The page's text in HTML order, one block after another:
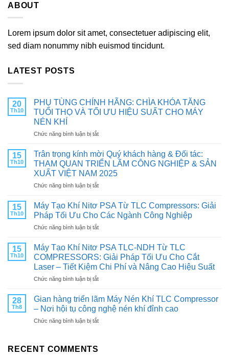
ABOUT
Lorem ipsum dolor sit amet, consectetuer adipiscing elit,
sed diam nonummy nibh euismod tincidunt.
LATEST POSTS
20
Th10
PHỤ TÙNG CHÍNH HÃNG: CHÌA KHÓA TĂNG
TUỔI THỌ VÀ TỐI ƯU HIỆU SUẤT CHO MÁY
NÉN KHÍ
Chức năng bình luận bị tắtở
TÙNG
CHÍNH
HÃNG:
CHÌA
KHÓA
TUỔI
THỌ
VÀ
TỐI
HIỆU
SUẤT
CHO
NÉN
15
Th10
Trân trọng kính mời Quý khách hàng & Đối tác:
THAM QUAN TRIỂN LÃM CÔNG NGHIỆP & SẢN
XUẤT VIỆT NAM 2025
Chức năng bình luận bị tắtở
trọng
kính
mời
Quý
hàng
&
Đối
tác:
THAM
TRIỂN
LÃM
CÔNG
NGHIỆP
15
Th10
Máy Tạo Khí Nitơ PSA Từ TLC Compressors: Giải
Pháp Tối Ưu Cho Các Ngành Công Nghiệp
Chức năng bình luận bị tắtở
Tạo
Khí
Nitơ
PSA
Từ
Compressors:
Pháp
Tối
15
Th10
Máy Tạo Khí Nitơ PSA TLC-NDH Từ TLC
COMPRESSORS: Giải Pháp Tối Ưu Cho Cắt
Laser – Tiết Kiệm Chi Phí và Nâng Cao Hiệu Suất
Chức năng bình luận bị tắtở
Tạo
Nitơ
PSA
28
Th8
Gian hàng triển lãm Máy Nén Khí TLC Compressor
– Nơi hội tụ công nghệ nén khí đỉnh cao
Chức năng bình luận bị tắtở
RECENT COMMENTS